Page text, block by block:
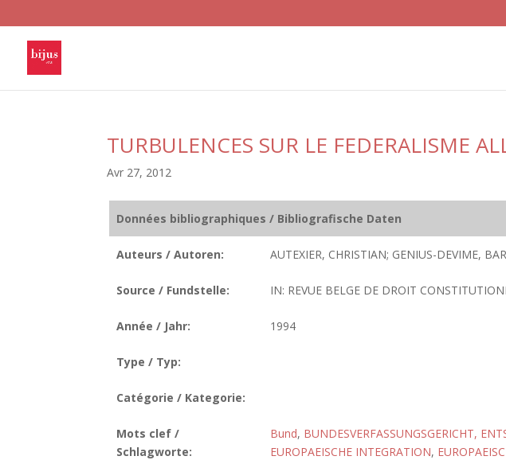
TURBULENCES SUR LE FEDERALISME
Avr 27, 2012
Données bibliographiques / Bibliografische Daten
Auteurs / Autoren: AUTEXIER, CHRISTIAN; GENIUS-DEVIME,
Source / Fundstelle: IN: REVUE BELGE DE DROIT
Année / Jahr: 1994
Type / Typ:
Catégorie / Kategorie:
Mots clef /
Schlagworte:
Bund, BUNDESVERFASSUNGSGERICHT,
EUROPAEISCHE INTEGRATION,